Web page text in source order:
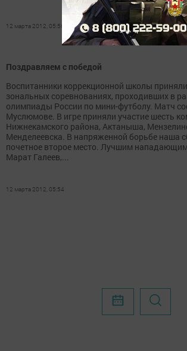
12 марта 2012, 05:56
Поздравляем с победой
Воспитанники коррекционной школы
зональных соревнованиях, проходивших в
олимпиады России по мини-футболу. Матч
Муслюмове. В игре приняли участие шесть
Нижнекамского района, Актаныша,
Менделеевска. В напряженной борьбе наша
почетное второе место. Лучшим
Марат Галеев,...
12 марта 2012, 05:54